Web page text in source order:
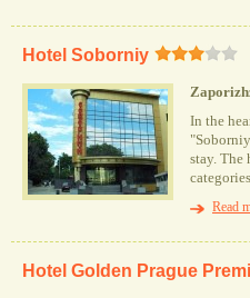
Hotel Soborniy
In the
stay. The
Read
Hotel Golden Prague